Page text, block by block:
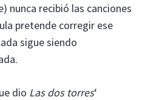
nunca recibió las canciones
pretende corregir ese
sigue siendo
dio Las dos torres‘